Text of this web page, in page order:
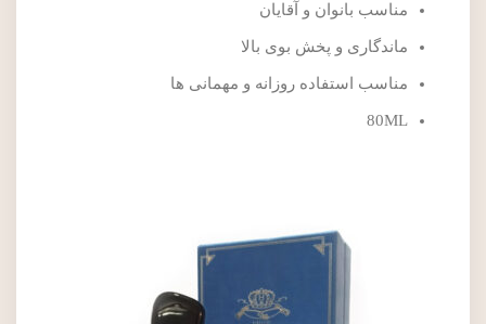
مناسب بانوان و آقایان
ماندگاری و پخش بوی بالا
مناسب استفاده روزانه و مهمانی ها
80ML